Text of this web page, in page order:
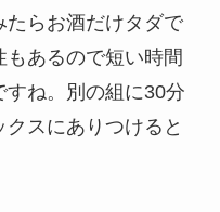
たらお酒だけタダで
あるので短い時間
ね。別の組に30分
スにありつけると